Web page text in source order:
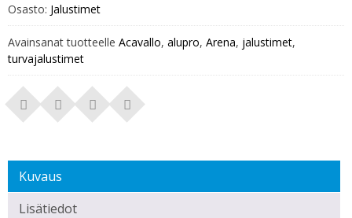
Osasto: Jalustimet
Avainsanat tuotteelle Acavallo, alupro, Arena, jalustimet,
turvajalustimet
Kuvaus
Lisätiedot